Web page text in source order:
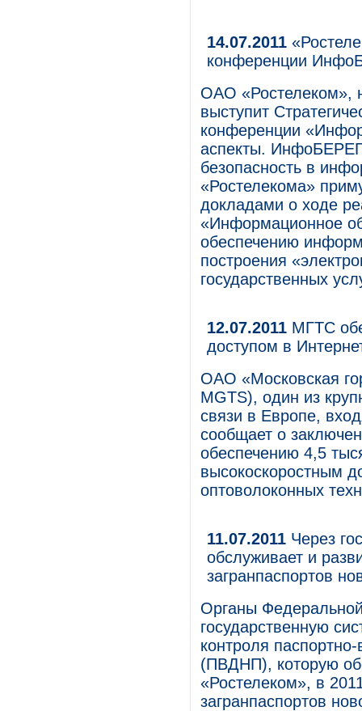
14.07.2011
конференции
ОАО «Ростелеком»,
выступит
конференции
аспекты.
безопасность в
«Ростелекома»
докладами о ходе
«Информационное
обеспечению
построения
государственных
12.07.2011 МГТС
доступом в
ОАО «Московская
MGTS), один из
связи в Европе,
сообщает о
обеспечению 4,5
высокоскоростным
оптоволоконных
11.07.2011 Через
обслуживает и
загранпаспортов
Органы
государственную
контроля
(ПВДНП), которую
«Ростелеком», в
загранпаспортов